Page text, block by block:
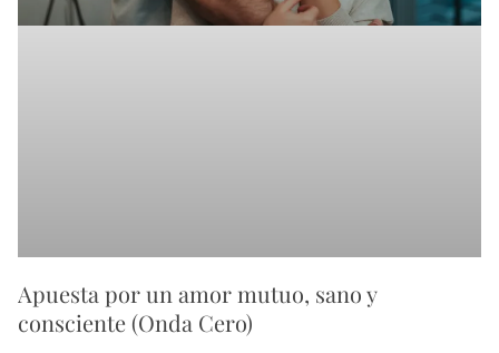
Apuesta por un amor mutuo, sano y
consciente (Onda Cero)